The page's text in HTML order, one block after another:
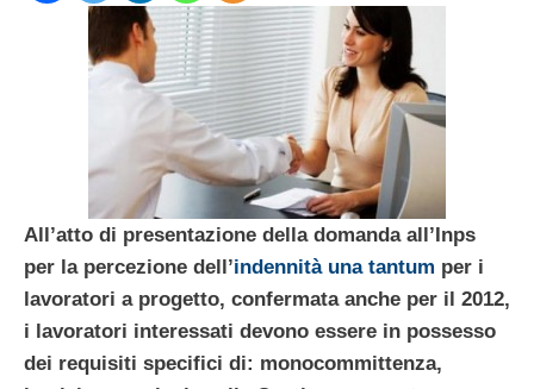
All’atto di presentazione della domanda all’Inps
per la percezione dell’indennità una tantum per i
lavoratori a progetto, confermata anche per il 2012,
i lavoratori interessati devono essere in possesso
dei requisiti specifici di: monocommittenza,